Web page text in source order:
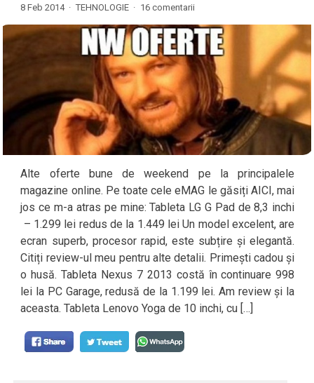
8 Feb 2014 · TEHNOLOGIE · 16 comentarii
Alte oferte bune de weekend pe la principalele
magazine online. Pe toate cele eMAG le găsiți AICI, mai
jos ce m-a atras pe mine: Tableta LG G Pad de 8,3 inchi
– 1.299 lei redus de la 1.449 lei Un model excelent, are
ecran superb, procesor rapid, este subțire și elegantă.
Citiți review-ul meu pentru alte detalii. Primești cadou și
o husă. Tableta Nexus 7 2013 costă în continuare 998
lei la PC Garage, redusă de la 1.199 lei. Am review și la
aceasta. Tableta Lenovo Yoga de 10 inchi, cu […]